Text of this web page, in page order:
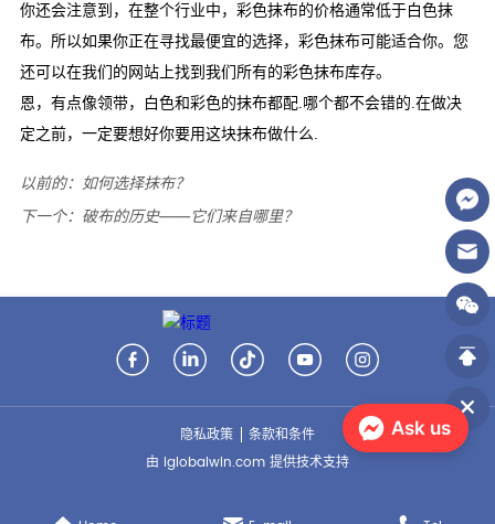
以前的： 如何选择抹布？
下一个： 破布的历史——它们来自哪里？
隐私政策
条款和条件
由 iglobalwin.com 提供技术支持
Ask us